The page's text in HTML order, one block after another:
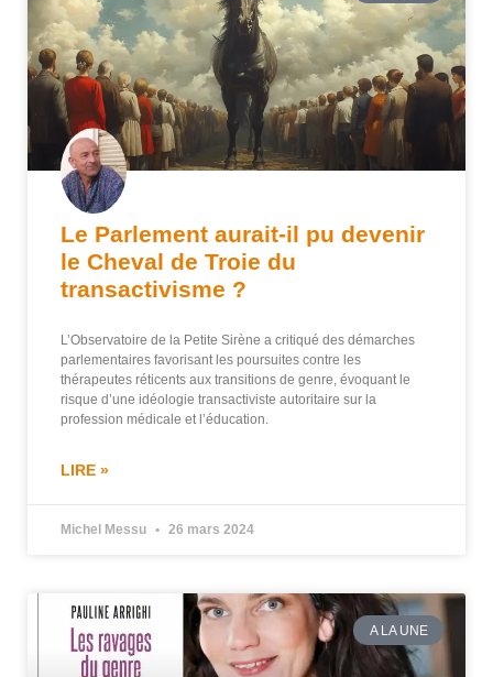
Le Parlement aurait-il pu devenir
le Cheval de Troie du
transactivisme ?
L’Observatoire de la Petite Sirène a critiqué des démarches
parlementaires favorisant les poursuites contre les
thérapeutes réticents aux transitions de genre, évoquant le
risque d’une idéologie transactiviste autoritaire sur la
profession médicale et l’éducation.
LIRE »
Michel Messu 26 mars 2024
A LA UNE